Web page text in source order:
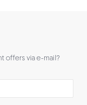
offers via e-mail?